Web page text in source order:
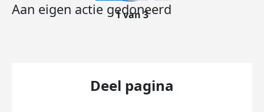
Aan eigen actie gedoneerd
1 van 3
Deel pagina